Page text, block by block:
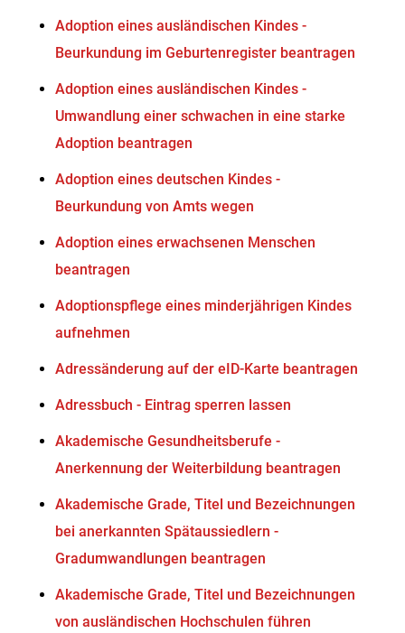
Adoption eines ausländischen Kindes -
Beurkundung im Geburtenregister beantragen
Adoption eines ausländischen Kindes -
Umwandlung einer schwachen in eine starke
Adoption beantragen
Adoption eines deutschen Kindes -
Beurkundung von Amts wegen
Adoption eines erwachsenen Menschen
beantragen
Adoptionspflege eines minderjährigen Kindes
aufnehmen
Adressänderung auf der eID-Karte beantragen
Adressbuch - Eintrag sperren lassen
Akademische Gesundheitsberufe -
Anerkennung der Weiterbildung beantragen
Akademische Grade, Titel und Bezeichnungen
bei anerkannten Spätaussiedlern -
Gradumwandlungen beantragen
Akademische Grade, Titel und Bezeichnungen
von ausländischen Hochschulen führen